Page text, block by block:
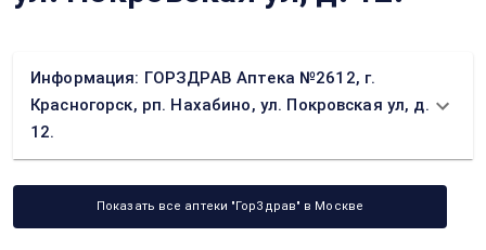
Информация: ГОРЗДРАВ Аптека №2612, г.
Красногорск, рп. Нахабино, ул. Покровская ул, д.
12.
Показать все аптеки "ГорЗдрав" в Москве